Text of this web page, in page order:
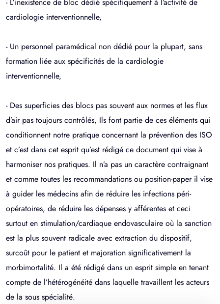
cardiologie interventionnelle,
- Un personnel paramédical non dédié pour la plupart, sans
formation liée aux spécificités de la cardiologie
interventionnelle,
- Des superficies des blocs pas souvent aux normes et les flux
d’air pas toujours contrôlés, Ils font partie de ces éléments qui
conditionnent notre pratique concernant la prévention des ISO
et c’est dans cet esprit qu’est rédigé ce document qui vise à
harmoniser nos pratiques. Il n’a pas un caractère contraignant
et comme toutes les recommandations ou position-paper il vise
à guider les médecins afin de réduire les infections péri-
opératoires, de réduire les dépenses y afférentes et ceci
surtout en stimulation/cardiaque endovasculaire où la sanction
est la plus souvent radicale avec extraction du dispositif,
surcoût pour le patient et majoration significativement la
morbimortalité. Il a été rédigé dans un esprit simple en tenant
compte de l’hétérogénéité dans laquelle travaillent les acteurs
de la sous spécialité.